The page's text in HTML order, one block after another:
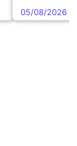
05/08/2026